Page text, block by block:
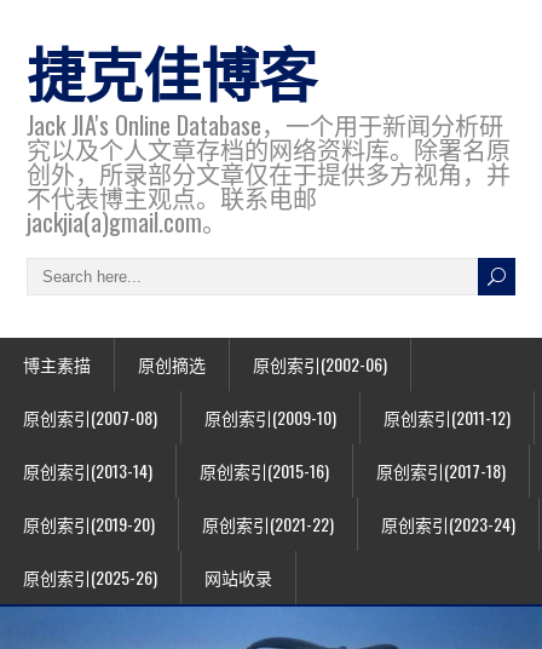
捷克佳博客
Jack JIA's Online Database，一个用于新闻分析研
究以及个人文章存档的网络资料库。除署名原
创外，所录部分文章仅在于提供多方视角，并
不代表博主观点。联系电邮
jackjia(a)gmail.com。
博主素描 原创摘选 原创索引(2002-06)
原创索引(2007-08) 原创索引(2009-10) 原创索引(2011-12)
原创索引(2013-14) 原创索引(2015-16) 原创索引(2017-18)
原创索引(2019-20) 原创索引(2021-22) 原创索引(2023-24)
原创索引(2025-26) 网站收录